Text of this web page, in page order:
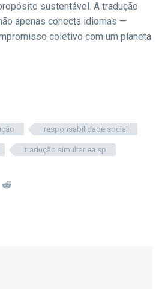
sustentável. A tradução
apenas conecta idiomas —
coletivo com um planeta
responsabilidade social
tradução simultanea sp